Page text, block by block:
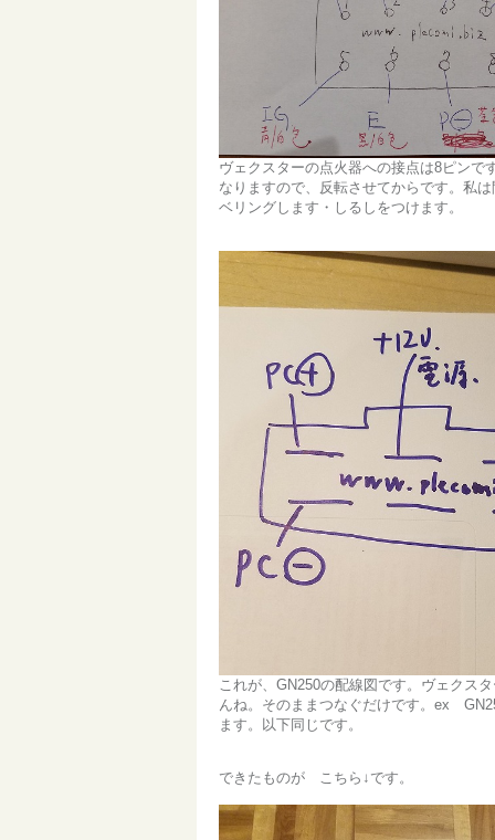
ヴェクスターの点火器への接点は8ピンで
なりますので、反転させてからです。私
ベリングします・しるしをつけます。
これが、GN250の配線図です。ヴェクス
んね。そのままつなぐだけです。ex
ます。以下同じです。
できたものが こちら↓です。